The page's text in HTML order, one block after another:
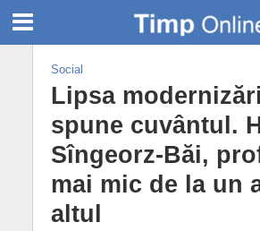
Social
Lipsa
spune cuvântul.
Sîngeorz-Băi,
mai mic de la un
altul